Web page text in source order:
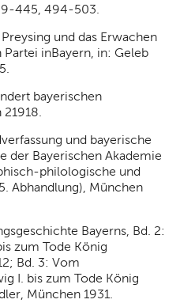
445, 494-503.
und das Erwachen
inBayern, in: Geleb
bayerischen
und bayerische
der Bayerischen Akademie
philologische und
Abhandlung), München
Bayerns, Bd. 2:
zum Tode König
Bd. 3: Vom
I. bis zum Tode König
München 1931.